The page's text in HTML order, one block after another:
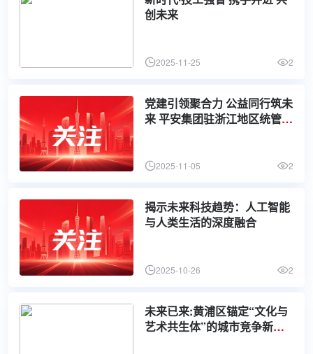
创未来
2025-11-25 2
党建引领聚合力 公益同行筑未
来 平安集团驻浙江地区统管党
2025-11-05 2
揭示未来科技趋势：人工智能
与人类生活的深度融合
2025-10-26 2
未来已来:黄浦区锚定“文化与
艺术共生体”的城市竞争新赛